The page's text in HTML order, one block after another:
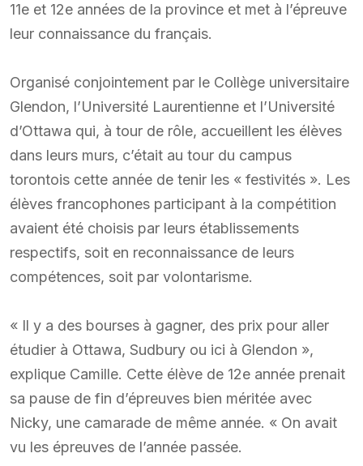
11e et 12e années de la province et met à l’épreuve
leur connaissance du français.
Organisé conjointement par le Collège universitaire
Glendon, l’Université Laurentienne et l’Université
d’Ottawa qui, à tour de rôle, accueillent les élèves
dans leurs murs, c’était au tour du campus
torontois cette année de tenir les « festivités ». Les
élèves francophones participant à la compétition
avaient été choisis par leurs établissements
respectifs, soit en reconnaissance de leurs
compétences, soit par volontarisme.
« Il y a des bourses à gagner, des prix pour aller
étudier à Ottawa, Sudbury ou ici à Glendon »,
explique Camille. Cette élève de 12e année prenait
sa pause de fin d’épreuves bien méritée avec
Nicky, une camarade de même année. « On avait
vu les épreuves de l’année passée.